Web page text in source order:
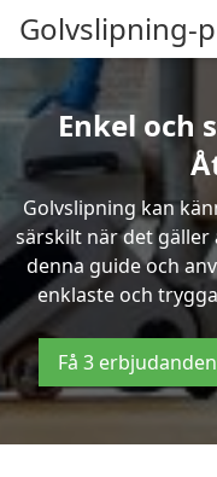
Golvslipning-
Enkel och
Golvslipning kan
särskilt när det
denna guide och
enklaste och
Få 3